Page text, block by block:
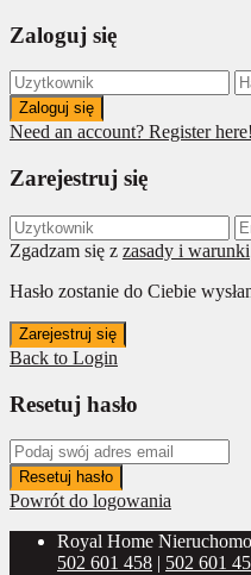
Zaloguj się
Zaloguj się
Need an account? Register here!
Zarejestruj się
Zgadzam się z zasady i warunki
Hasło zostanie do Ciebie
Zarejestruj się
Back to Login
Resetuj hasło
Resetuj hasło
Powrót do logowania
Royal Home
502 601 458 | 502 601